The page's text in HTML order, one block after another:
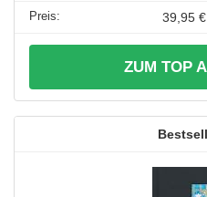
39,95 €
ZUM TOP